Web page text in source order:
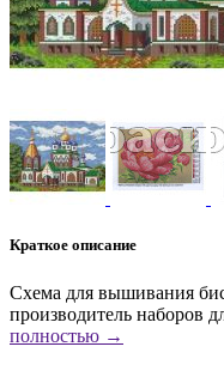
Краткое описание
Схема для вышивания
производитель наборов
полностью →